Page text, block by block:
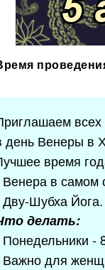
всех
день Венеры в
время
в самом
Шубха Йога.
делать:
-
Важно для